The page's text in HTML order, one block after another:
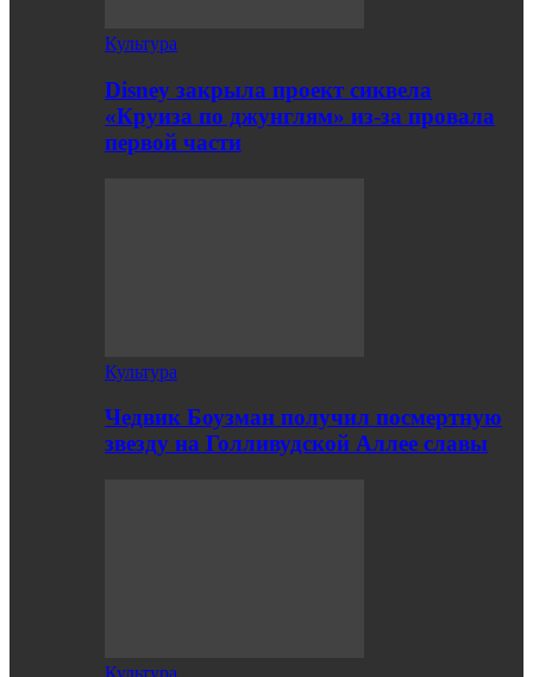
Культура
Disney закрыла проект сиквела
«Круиза по джунглям» из-за провала
первой части
Культура
Чедвик Боузман получил посмертную
звезду на Голливудской Аллее славы
Культура